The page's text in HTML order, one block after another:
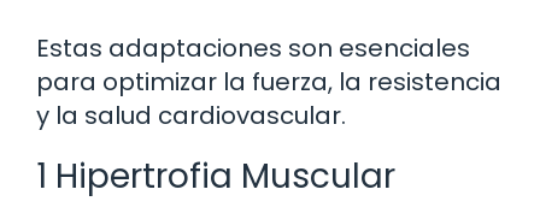
Estas adaptaciones son esenciales
para optimizar la fuerza, la resistencia
y la salud cardiovascular.
1 Hipertrofia Muscular